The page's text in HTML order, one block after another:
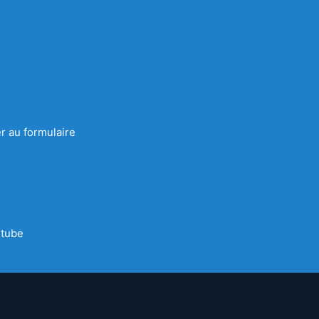
au formulaire